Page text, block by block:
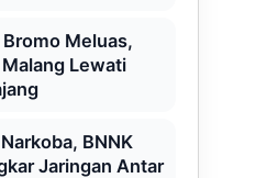
Meluas,
Lewati
BNNK
Jaringan Antar